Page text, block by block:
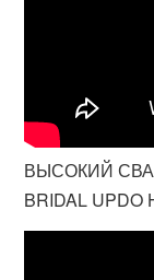
ВЫСОКИЙ
BRIDAL UPDO